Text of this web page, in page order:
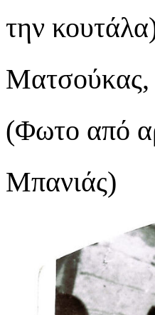
την
(Φωτο από
Μπανιάς)